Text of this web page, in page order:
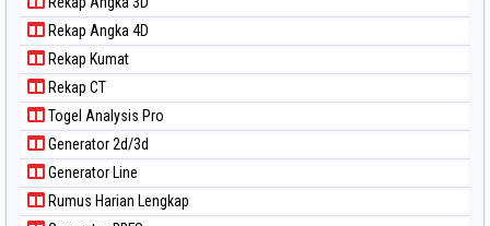
Paito Warna Nagoya
Paito Warna New York Midday
Paito Warna North Carolina Day
Paito Warna Pcso
Paito Warna Pennsylvania Day
Paito Warna Sao Paulo
Paito Warna Singapore
Paito Warna Sydney
Rekap Angka 4D
Rekap Kumat
Rekap CT
Togel Analysis Pro
Generator 2d/3d
Generator Line
Rumus Harian Lengkap